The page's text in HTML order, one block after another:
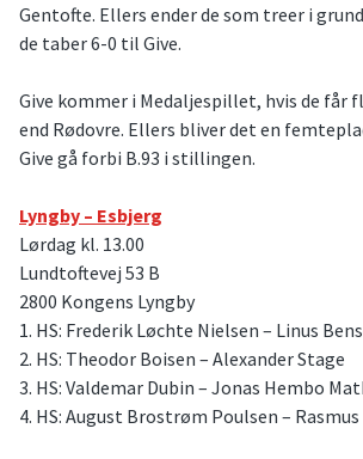
Gentofte. Ellers ender de som treer i
de taber 6-0 til Give.
Give kommer i Medaljespillet, hvis de får
end Rødovre. Ellers bliver det en
Give gå forbi B.93 i stillingen.
Lyngby – Esbjerg
Lørdag kl. 13.00
Lundtoftevej 53 B
2800 Kongens Lyngby
1. HS: Frederik Løchte Nielsen – Linus
2. HS: Theodor Boisen – Alexander Stage
3. HS: Valdemar Dubin – Jonas Hembo
4. HS: August Brostrøm Poulsen –